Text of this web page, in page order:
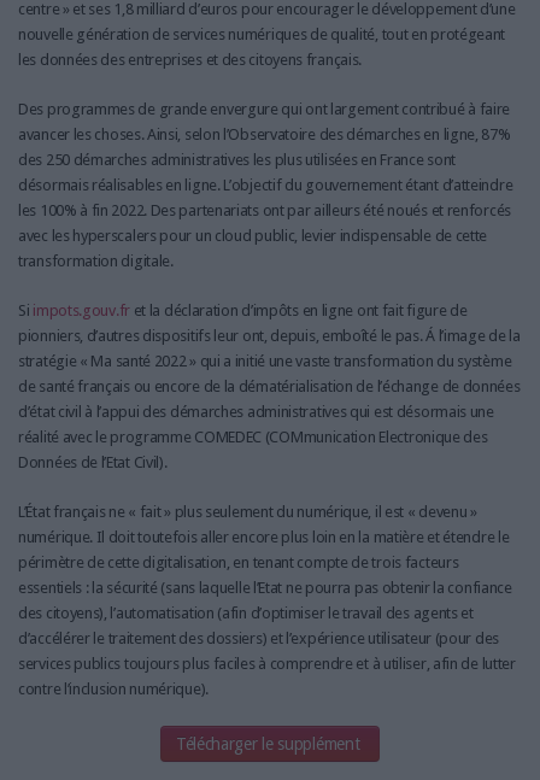
centre » et ses 1,8 milliard d’euros pour encourager le développement d’une
nouvelle génération de services numériques de qualité, tout en protégeant
les données des entreprises et des citoyens français.
Des programmes de grande envergure qui ont largement contribué à faire
avancer les choses. Ainsi, selon l’Observatoire des démarches en ligne, 87%
des 250 démarches administratives les plus utilisées en France sont
désormais réalisables en ligne. L’objectif du gouvernement étant d’atteindre
les 100% à fin 2022. Des partenariats ont par ailleurs été noués et renforcés
avec les hyperscalers pour un cloud public, levier indispensable de cette
transformation digitale.
Si impots.gouv.fret la déclaration d’impôts en ligne ont fait figure de
pionniers, d’autres dispositifs leur ont, depuis, emboîté le pas. Á l’image de la
stratégie « Ma santé 2022 » qui a initié une vaste transformation du système
de santé français ou encore de la dématérialisation de l’échange de données
d’état civil à l’appui des démarches administratives qui est désormais une
réalité avec le programme COMEDEC (COMmunication Electronique des
Données de l’Etat Civil).
L’État français ne « fait » plus seulement du numérique, il est « devenu »
numérique. Il doit toutefois aller encore plus loin en la matière et étendre le
périmètre de cette digitalisation, en tenant compte de trois facteurs
essentiels : la sécurité (sans laquelle l’Etat ne pourra pas obtenir la confiance
des citoyens), l’automatisation (afin d’optimiser le travail des agents et
d’accélérer le traitement des dossiers) et l’expérience utilisateur (pour des
services publics toujours plus faciles à comprendre et à utiliser, afin de lutter
contre l’inclusion numérique).
Télécharger le supplément